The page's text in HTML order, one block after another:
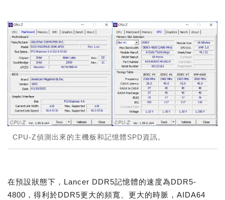
CPU-Z偵測出來的主機板和記憶體SPD資訊。
在預設狀態下，Lancer DDR5記憶體的速度為DDR5-
4800，得利於DDR5更大的頻寬、更大的時脈，AIDA64